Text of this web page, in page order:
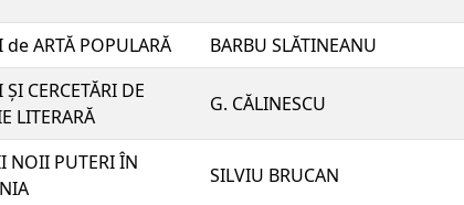
de ARTĂ POPULARĂ BARBU SLĂTINEANU
CERCETĂRI DE
LITERARĂ
G. CĂLINESCU
NOII PUTERI ÎN
SILVIU BRUCAN